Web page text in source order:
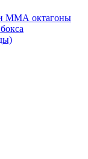
ММА октагоны